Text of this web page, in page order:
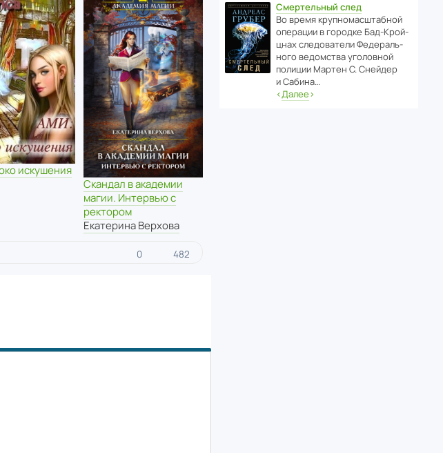
искушения
Скандал в академии
магии. Интервью с
ректором
Екатерина Верхова
0 482
Смертельный след
Во время круп­но­мас­ш­та­бной
операции в городке Бад‑Крой­
цнах следо­ва­тели Феде­раль­
ного ведомства уголо­вной
полиции Мартен С. Снейдер
и Сабина…
‹Далее›